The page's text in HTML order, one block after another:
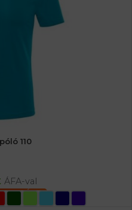
110
ÁFA-val